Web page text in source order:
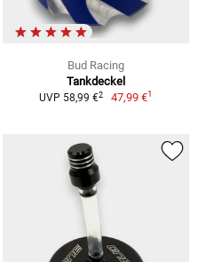
Bud Racing
Tankdeckel
UVP 58,99 €2 47,99 €1